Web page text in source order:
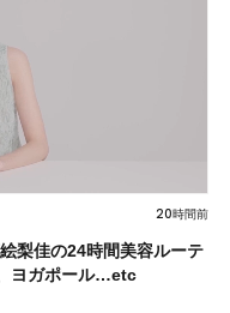
20時間前
梨佳の24時間美容ルーテ
ヨガポール…etc